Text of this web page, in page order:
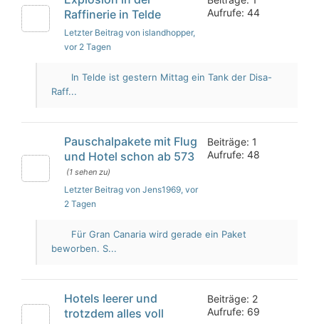
Raffinerie in Telde
Letzter Beitrag von islandhopper,
vor 2 Tagen
Aufrufe: 44
In Telde ist gestern Mittag ein Tank der Disa-
Raff...
Pauschalpakete mit Flug
und Hotel schon ab 573
(1 sehen zu)
Letzter Beitrag von Jens1969, vor
2 Tagen
Beiträge: 1
Aufrufe: 48
Für Gran Canaria wird gerade ein Paket
beworben. S...
Hotels leerer und
trotzdem alles voll
Beiträge: 2
Aufrufe: 69